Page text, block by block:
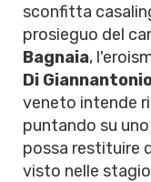
sconfitta
prosieguo del
Bagnaia,
Di
veneto intende
puntando su
possa restituire
visto nelle